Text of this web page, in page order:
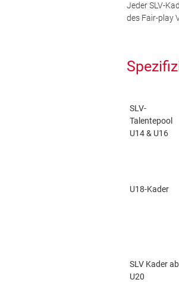
Jeder SLV-
des Fair-play
SLV-
Talentepool
U14 & U16
U18-Kader
SLV Kader ab
U20